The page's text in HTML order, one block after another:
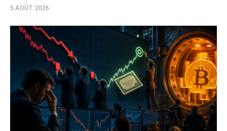
5 AOÛT 2026